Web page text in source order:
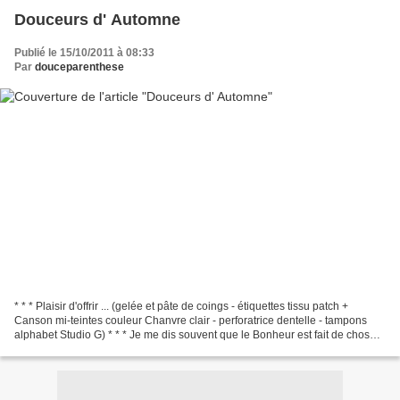
Douceurs d' Automne
Publié le 15/10/2011 à 08:33
Par douceparenthese
* * * Plaisir d'offrir ... (gelée et pâte de coings - étiquettes tissu patch +
Canson mi-teintes couleur Chanvre clair - perforatrice dentelle - tampons
alphabet Studio G) * * * Je me dis souvent que le Bonheur est fait de choses